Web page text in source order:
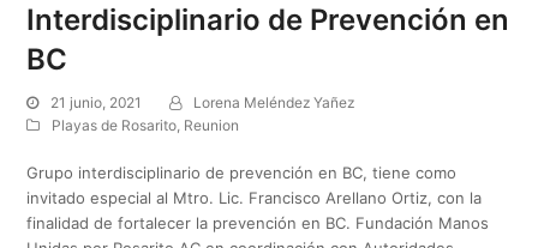
Interdisciplinario de Prevención en
BC
21 junio, 2021
Lorena Meléndez Yañez
Playas de Rosarito Reunion
Grupo interdisciplinario de prevención en BC, tiene como
invitado especial al Mtro. Lic. Francisco Arellano Ortiz, con la
finalidad de fortalecer la prevención en BC. Fundación Manos